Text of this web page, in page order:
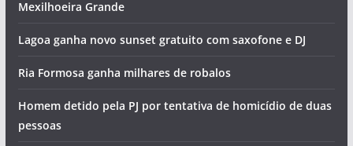
Mexilhoeira Grande
Lagoa ganha novo sunset gratuito com saxofone e DJ
Ria Formosa ganha milhares de robalos
Homem detido pela PJ por tentativa de homicídio de duas
pessoas